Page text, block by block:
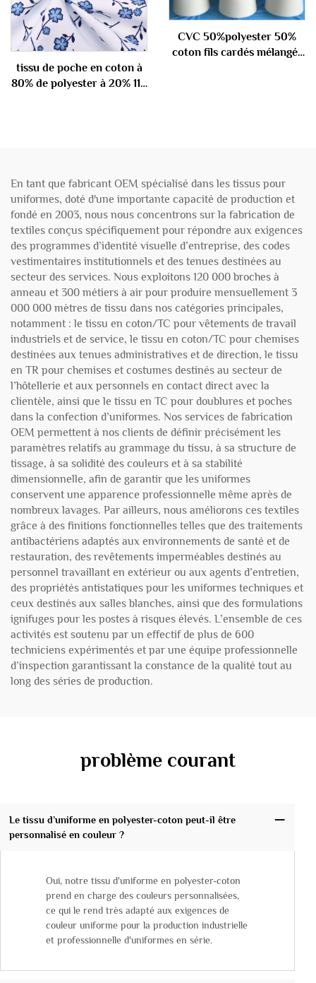
tissu de poche en coton à
80% de polyester à 20% 110
CVC 50%polyester 50%
coton fils cardés mélangés
En tant que fabricant OEM spécialisé dans les tissus pour
uniformes, doté d'une importante capacité de production et
fondé en 2003, nous nous concentrons sur la fabrication de
textiles conçus spécifiquement pour répondre aux exigences
des programmes d’identité visuelle d’entreprise, des codes
vestimentaires institutionnels et des tenues destinées au
secteur des services. Nous exploitons 120 000 broches à
anneau et 300 métiers à air pour produire mensuellement 3
000 000 mètres de tissu dans nos catégories principales,
notamment : le tissu en coton/TC pour vêtements de travail
industriels et de service, le tissu en coton/TC pour chemises
destinées aux tenues administratives et de direction, le tissu
en TR pour chemises et costumes destinés au secteur de
l’hôtellerie et aux personnels en contact direct avec la
clientèle, ainsi que le tissu en TC pour doublures et poches
dans la confection d’uniformes. Nos services de fabrication
OEM permettent à nos clients de définir précisément les
paramètres relatifs au grammage du tissu, à sa structure de
tissage, à sa solidité des couleurs et à sa stabilité
dimensionnelle, afin de garantir que les uniformes
conservent une apparence professionnelle même après de
nombreux lavages. Par ailleurs, nous améliorons ces textiles
grâce à des finitions fonctionnelles telles que des traitements
antibactériens adaptés aux environnements de santé et de
restauration, des revêtements imperméables destinés au
personnel travaillant en extérieur ou aux agents d’entretien,
des propriétés antistatiques pour les uniformes techniques et
ceux destinés aux salles blanches, ainsi que des formulations
ignifuges pour les postes à risques élevés. L’ensemble de ces
activités est soutenu par un effectif de plus de 600
techniciens expérimentés et par une équipe professionnelle
d’inspection garantissant la constance de la qualité tout au
long des séries de production.
problème courant
Le tissu d’uniforme en polyester-coton peut-il être
personnalisé en couleur ?
Oui, notre tissu d'uniforme en polyester-coton
prend en charge des couleurs personnalisées,
ce qui le rend très adapté aux exigences de
couleur uniforme pour la production industrielle
et professionnelle d'uniformes en série.